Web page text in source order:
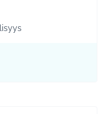
Hyvinvointi ja